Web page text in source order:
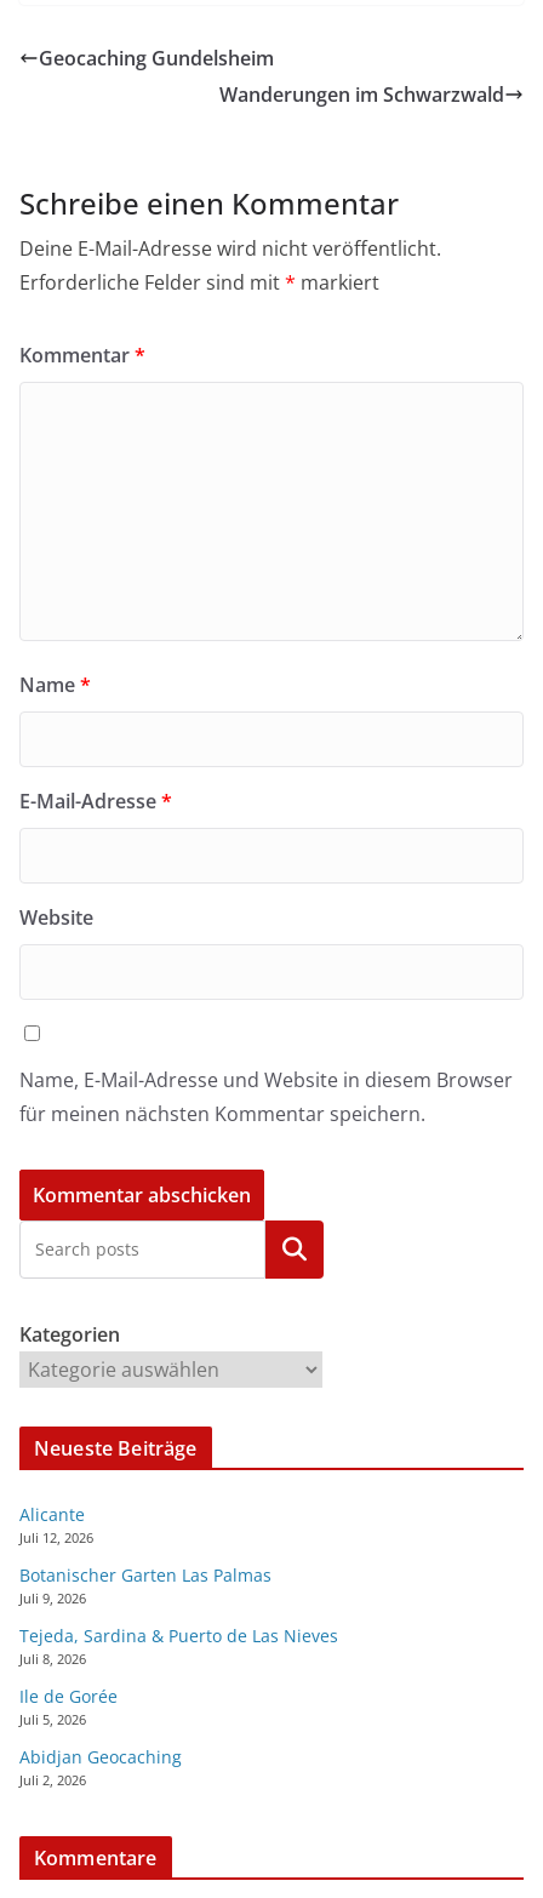
Geocaching Gundelsheim
Wanderungen im Schwarzwald
Schreibe einen Kommentar
Deine E-Mail-Adresse wird nicht veröffentlicht.
Erforderliche Felder sind mit* markiert
Kommentar*
Name*
E-Mail-Adresse*
Website
Name, E-Mail-Adresse und Website in diesem Browser
für meinen nächsten Kommentar speichern.
Kategorien
Kategorien
Neueste Beiträge
Alicante
Juli 12, 2026
Botanischer Garten Las Palmas
Juli 9, 2026
Tejeda, Sardina & Puerto de Las Nieves
Juli 8, 2026
Ile de Gorée
Juli 5, 2026
Abidjan Geocaching
Juli 2, 2026
Kommentare